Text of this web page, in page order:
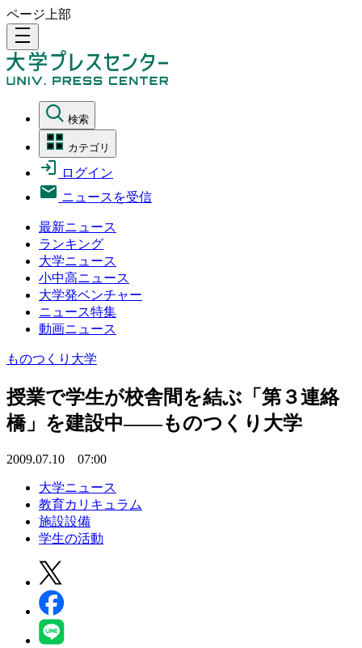
ページ上部
density_medium
検索
カテゴリ
ログイン
ニュースを受信
最新ニュース
ランキング
大学ニュース
小中高ニュース
大学発ベンチャー
ニュース特集
動画ニュース
ものつくり大学
授業で学生が校舎間を結ぶ「第３連絡
橋」を建設中――ものつくり大学
2009.07.10 07:00
大学ニュース
教育カリキュラム
施設設備
学生の活動